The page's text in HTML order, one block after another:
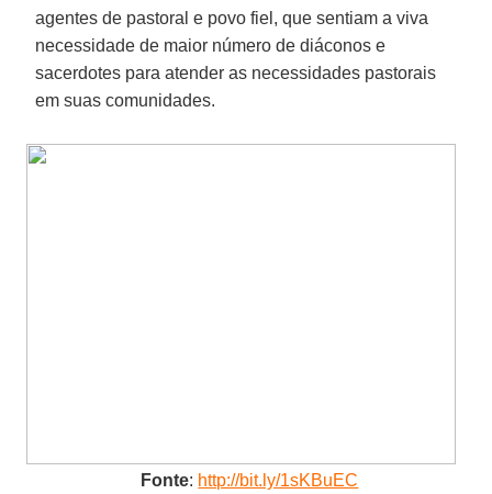
agentes de pastoral e povo fiel, que sentiam a viva
necessidade de maior número de diáconos e
sacerdotes para atender as necessidades pastorais
em suas comunidades.
Fonte: http://bit.ly/1sKBuEC